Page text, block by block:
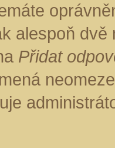
alespoň
Přidat